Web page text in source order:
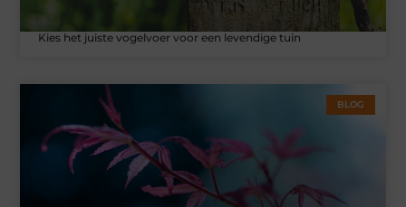
Kies het juiste vogelvoer voor een levendige tuin
BLOG